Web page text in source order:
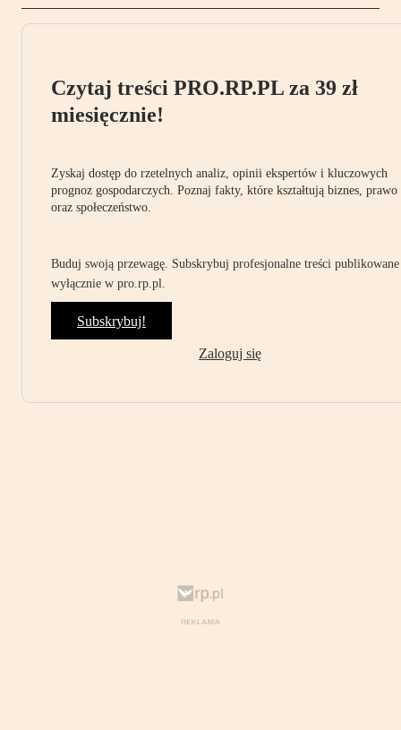
Czytaj treści PRO.RP.PL za 39 zł
miesięcznie!
Zyskaj dostęp do rzetelnych analiz, opinii ekspertów i kluczowych
prognoz gospodarczych. Poznaj fakty, które kształtują biznes, prawo
oraz społeczeństwo.
Buduj swoją przewagę. Subskrybuj profesjonalne treści publikowane
wyłącznie w pro.rp.pl.
Subskrybuj!
Zaloguj się